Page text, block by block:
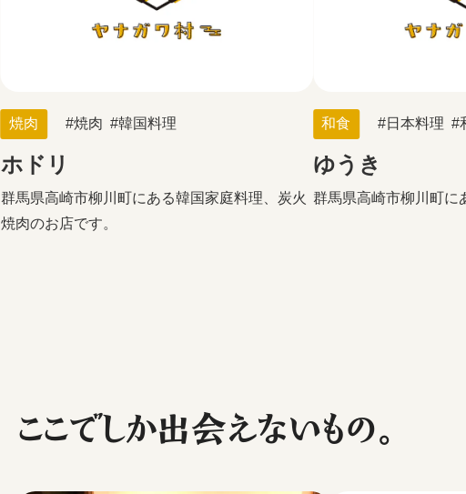
和食 日本料理
ゆうき
群馬県高崎市柳川町に
焼肉 焼肉 韓国料理
ホドリ
群馬県高崎市柳川町にある韓国家庭料理、炭火
焼肉のお店です。
ここでしか出会えないもの。